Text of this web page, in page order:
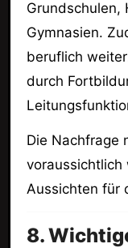
Grundschulen,
Gymnasien.
beruflich
durch
Die Nachfrage
voraussichtlich
Aussichten für
8.